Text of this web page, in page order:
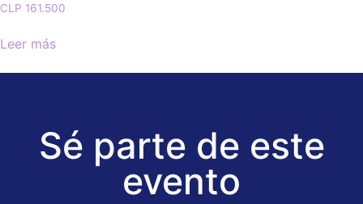
CLP 161.500
Leer más
Sé parte de este
evento